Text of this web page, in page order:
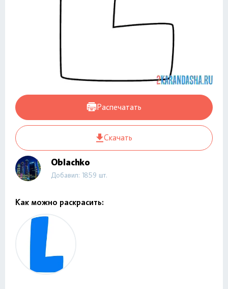
Распечатать
Скачать
Oblachko
Добавил: 1859 шт.
Как можно раскрасить: